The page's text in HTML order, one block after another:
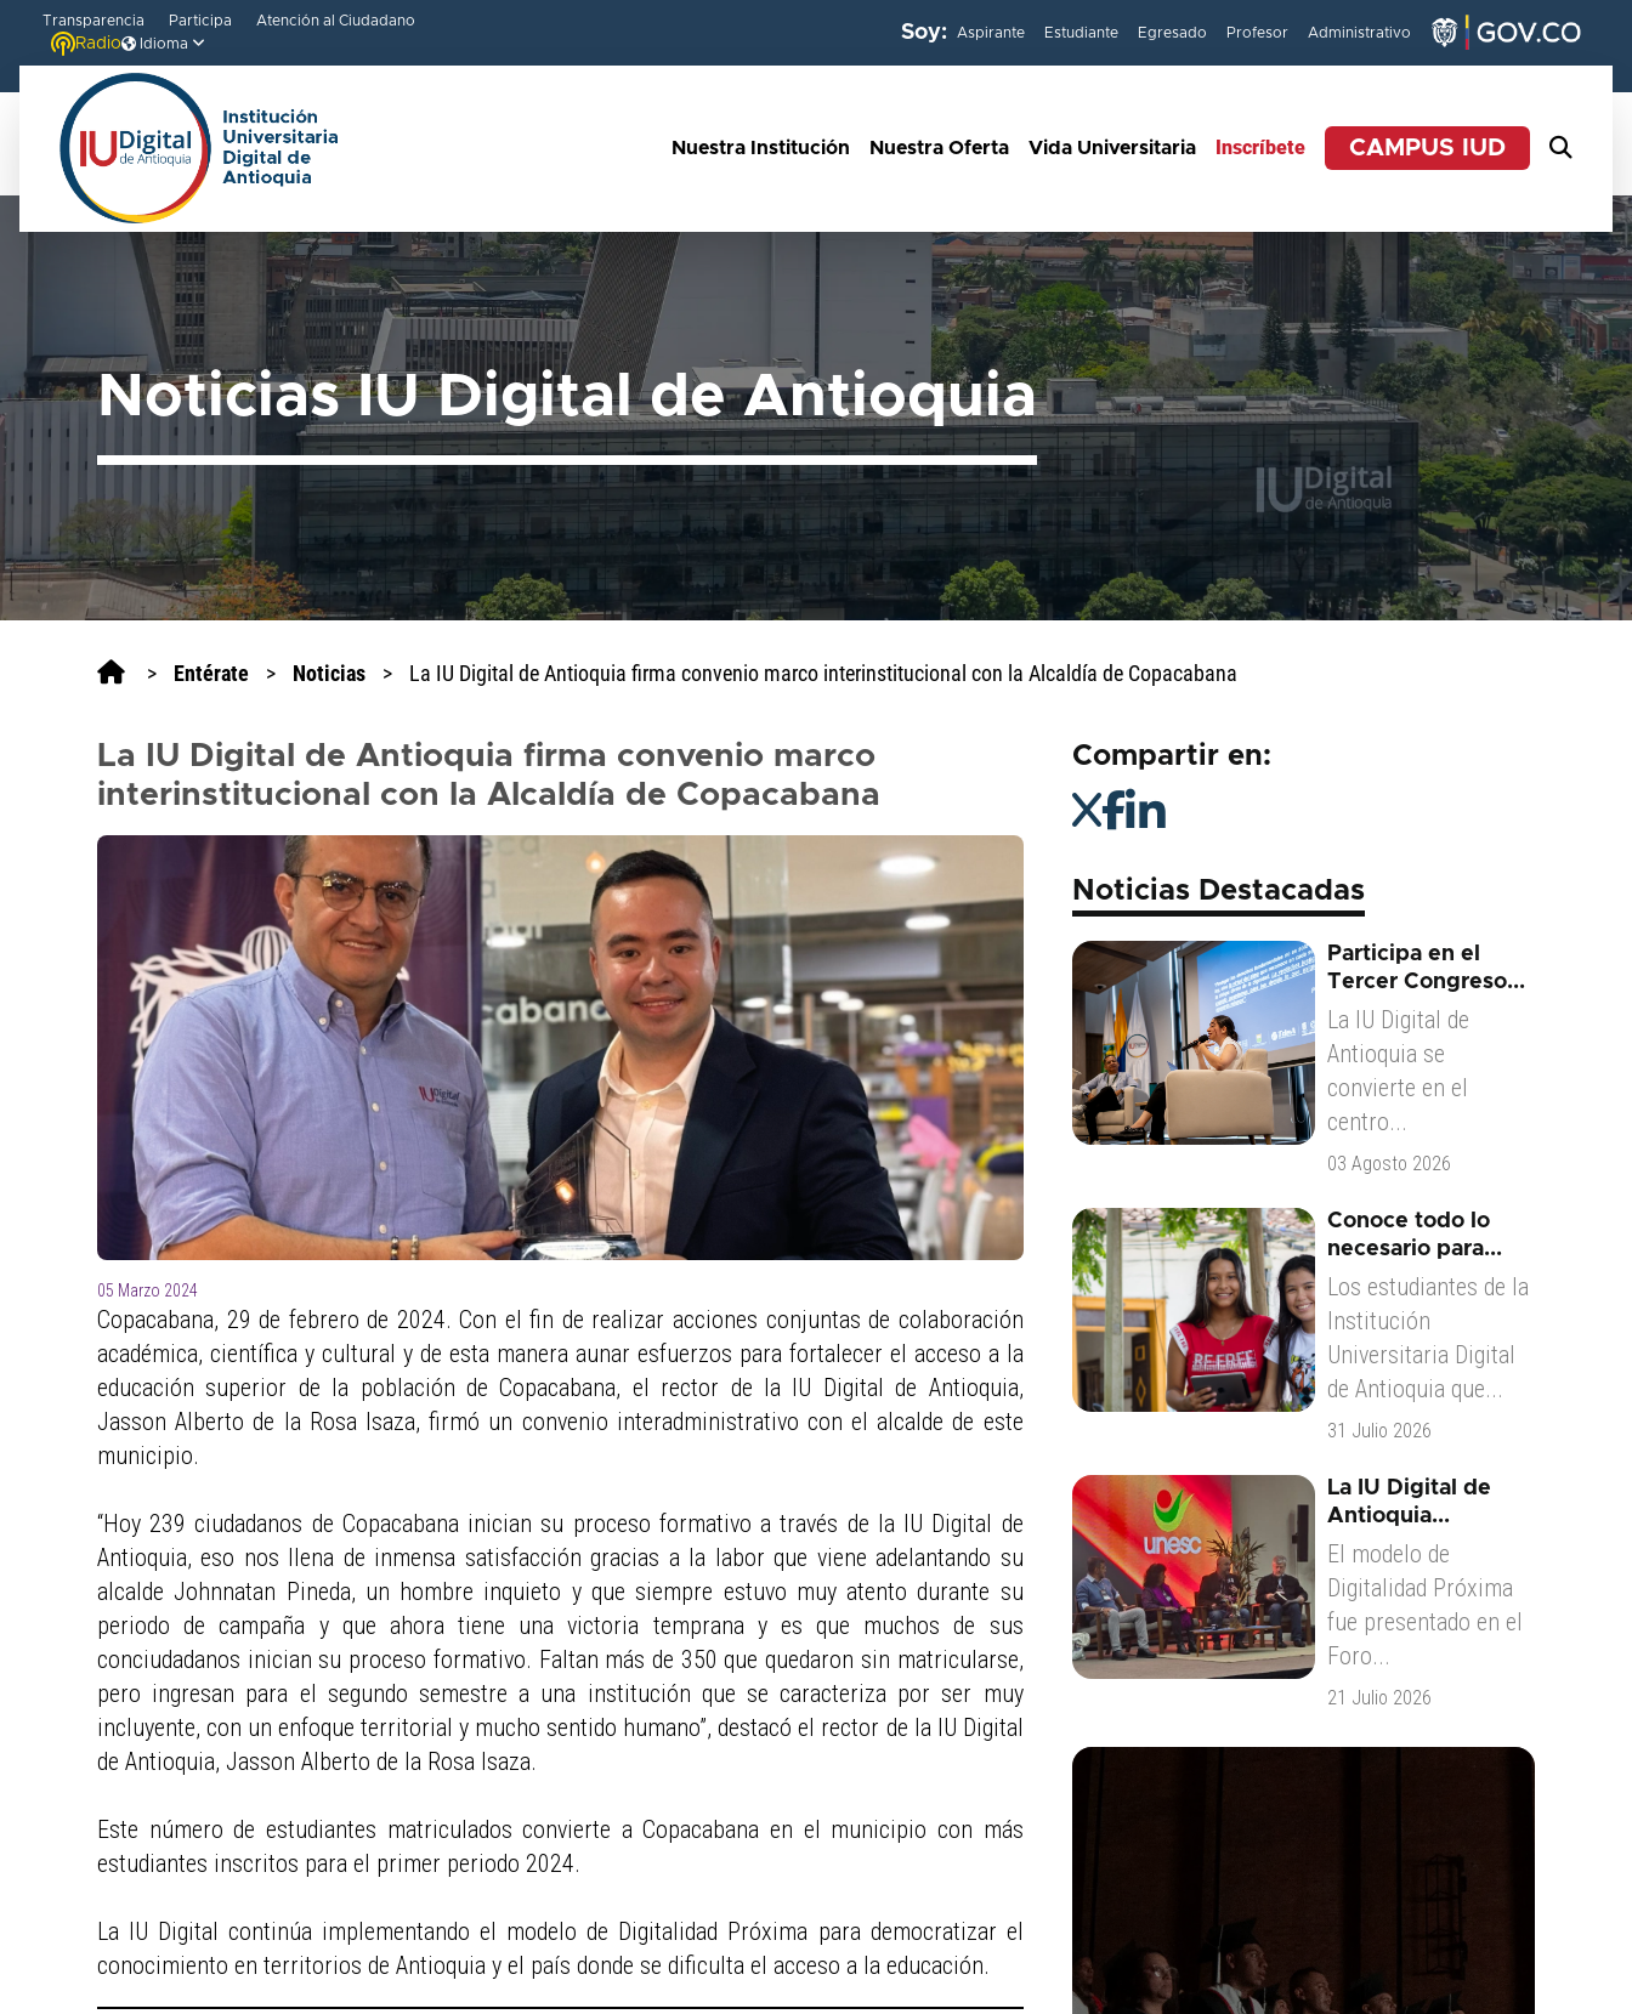
Transparencia Participa Atención al Ciudadano
Radio Idioma Soy: Aspirante Estudiante Egresado Profesor Administrativo
Nuestra Institución Nuestra Oferta Vida Universitaria Inscríbete CAMPUS IUD
Noticias IU Digital de Antioquia
> Entérate > Noticias > La IU Digital de Antioquia firma convenio marco interinstitucional con la Alcaldía de Copacabana
La IU Digital de Antioquia firma convenio marco
interinstitucional con la Alcaldía de Copacabana
05 Marzo 2024
Copacabana, 29 de febrero de 2024. Con el fin de realizar acciones conjuntas de colaboración
académica, científica y cultural y de esta manera aunar esfuerzos para fortalecer el acceso a la
educación superior de la población de Copacabana, el rector de la IU Digital de Antioquia,
Jasson Alberto de la Rosa Isaza, firmó un convenio interadministrativo con el alcalde de este
municipio.
“Hoy 239 ciudadanos de Copacabana inician su proceso formativo a través de la IU Digital de
Antioquia, eso nos llena de inmensa satisfacción gracias a la labor que viene adelantando su
alcalde Johnnatan Pineda, un hombre inquieto y que siempre estuvo muy atento durante su
periodo de campaña y que ahora tiene una victoria temprana y es que muchos de sus
conciudadanos inician su proceso formativo. Faltan más de 350 que quedaron sin matricularse,
pero ingresan para el segundo semestre a una institución que se caracteriza por ser muy
incluyente, con un enfoque territorial y mucho sentido humano”, destacó el rector de la IU Digital
de Antioquia, Jasson Alberto de la Rosa Isaza.
Este número de estudiantes matriculados convierte a Copacabana en el municipio con más
estudiantes inscritos para el primer periodo 2024.
La IU Digital continúa implementando el modelo de Digitalidad Próxima para democratizar el
conocimiento en territorios de Antioquia y el país donde se dificulta el acceso a la educación.
Compartir en:
Noticias Destacadas
Participa en el
Tercer Congreso...
La IU Digital de
Antioquia se
convierte en el
centro...
03 Agosto 2026
Conoce todo lo
necesario para...
Los estudiantes de la
Institución
Universitaria Digital
de Antioquia que...
31 Julio 2026
La IU Digital de
Antioquia...
El modelo de
Digitalidad Próxima
fue presentado en el
Foro...
21 Julio 2026